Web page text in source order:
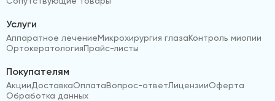
Услуги
Аппаратное лечениеМикрохирургия глазаКонтроль миопии
ОртокератологияПрайс-листы
Покупателям
АкцииДоставкаОплатаВопрос-ответЛицензииОферта
Обработка данных